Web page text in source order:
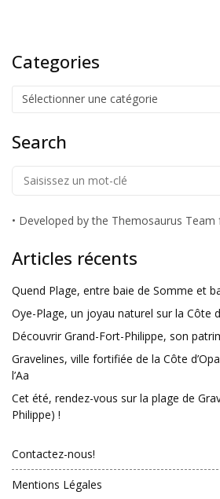
Categories
Search
• Developed by the Themosaurus Team
Articles récents
Quend Plage, entre baie de Somme et
Oye-Plage, un joyau naturel sur la Côte
Découvrir Grand-Fort-Philippe, son
Gravelines, ville fortifiée de la Côte
l’Aa
Cet été, rendez-vous sur la plage de
Philippe) !
Contactez-nous!
Mentions Légales